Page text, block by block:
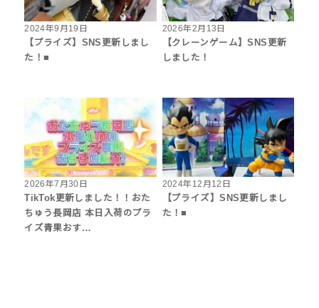
2024年9月19日
【プライズ】SNS更新しまし
た！■
2026年2月13日
【クレーンゲーム】SNS更新
しました！
2026年7月30日
TikTok更新しました！！おた
ちゅう長岡店 本日入荷のプラ
イズ青果おす…
2024年12月12日
【プライズ】SNS更新しまし
た！■